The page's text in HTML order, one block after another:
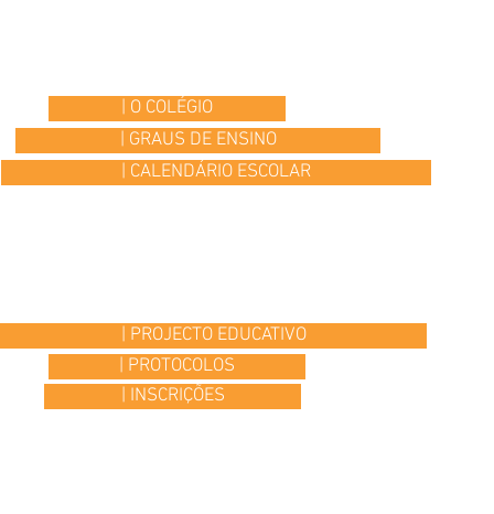
| O COLÉGIO
| GRAUS DE ENSINO
| CALENDÁRIO ESCOLAR
| PROJECTO EDUCATIVO
| PROTOCOLOS
| INSCRIÇÕES